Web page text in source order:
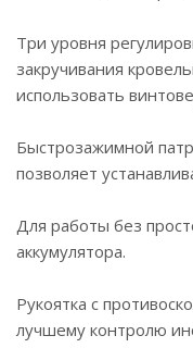
Три уровня
закручивания
использовать
Быстрозажимной
позволяет
Для работы без
аккумулятора.
Рукоятка с
лучшему контролю